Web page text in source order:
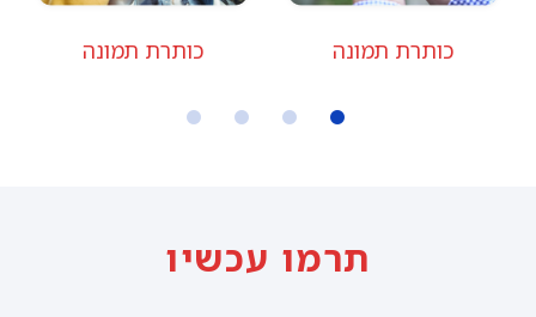
כותרת תמונה כותרת תמונה
תרמו עכשיו